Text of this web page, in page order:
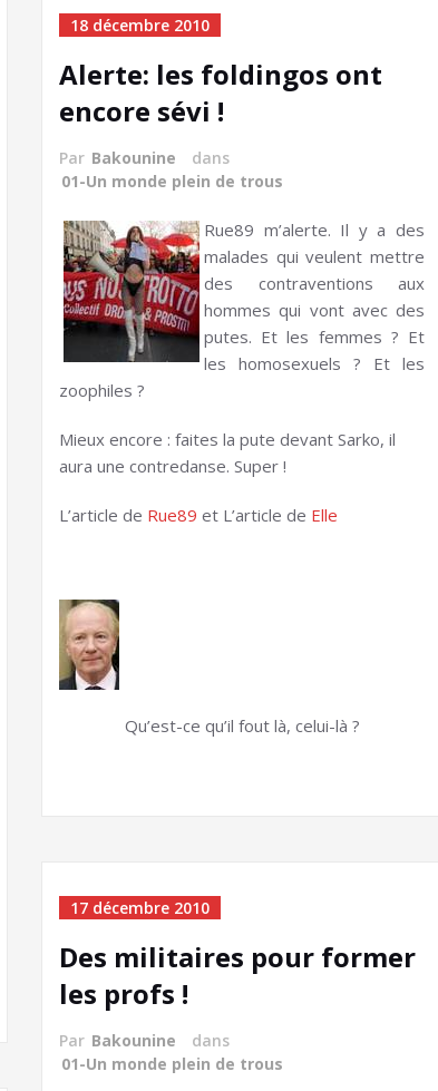
18 décembre 2010
Alerte: les foldingos ont
encore sévi !
Par Bakounine
dans
01-Un monde plein de trous
Rue89 m’alerte. Il y a des
malades qui veulent mettre
des contraventions aux
hommes qui vont avec des
putes. Et les femmes ? Et
les homosexuels ? Et les
zoophiles ?
Mieux encore : faites la pute devant Sarko, il
aura une contredanse. Super !
L’article de Rue89 et L’article de Elle
Qu’est-ce qu’il fout là, celui-là ?
17 décembre 2010
Des militaires pour former
les profs !
Par Bakounine
dans
01-Un monde plein de trous